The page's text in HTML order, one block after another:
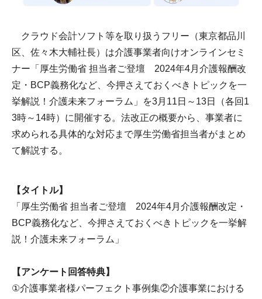
クラウド会計ソフト等を取り扱うフリー（東京都品川
区、佐々木大輔社長）は介護事業者向けオンラインセミ
ナー「厚生労働省 担当者ご登壇 2024年4月介護報酬改
定・BCP義務化など、今押さえておくべきトピックを一
挙解説！介護未来フォーラム」を3月11日～13日（各回1
3時～14時）に開催する。法改正の概要から、事業者に
求められる具体的な対応まで厚生労働省担当者がまとめ
て解説する。
【タイトル】
「厚生労働省 担当者ご登壇 2024年4月介護報酬改定・
BCP義務化など、今押さえておくべきトピックを一挙解
説！介護未来フォーラム」
【アンケート回答特典】
①介護事業者様パーフェクト事例集②介護事業における